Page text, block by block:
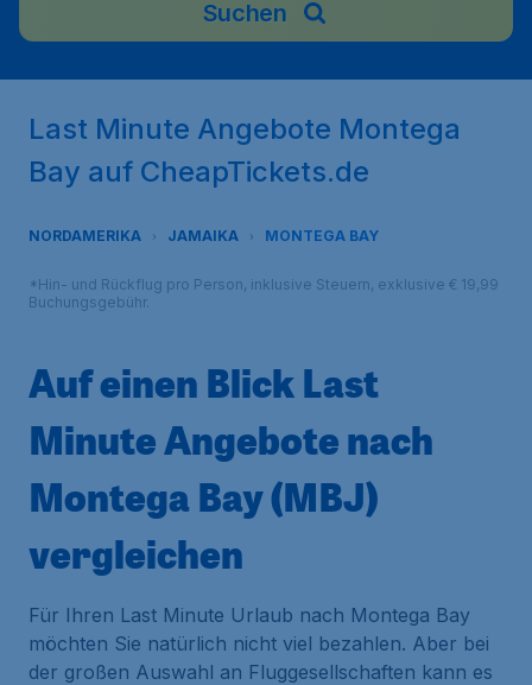
Suchen
Last Minute Angebote Montega
Bay auf CheapTickets.de
NORDAMERIKA JAMAIKA MONTEGA BAY
*Hin- und Rückflug pro Person, inklusive Steuern, exklusive € 19,99
Buchungsgebühr.
Auf einen Blick Last
Minute Angebote nach
Montega Bay (MBJ)
vergleichen
Für Ihren Last Minute Urlaub nach Montega Bay
möchten Sie natürlich nicht viel bezahlen. Aber bei
der großen Auswahl an Fluggesellschaften kann es